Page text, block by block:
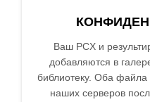
Ваш PCX и
добавляются в
библиотеку. Оба файла
наших серверов